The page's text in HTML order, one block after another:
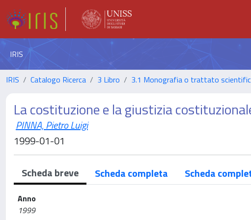
IRIS
IRIS Catalogo Ricerca 3 Libro 3.1 Monografia o trattato
La costituzione e la giustizia
PINNA, Pietro Luigi
1999-01-01
Scheda breve Scheda completa Scheda
Anno
1999